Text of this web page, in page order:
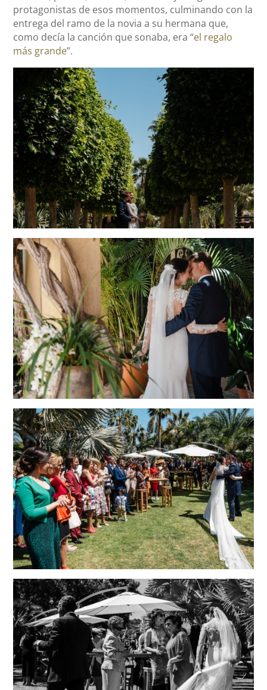
protagonistas de esos momentos, culminando con la
entrega del ramo de la novia a su hermana que,
como decía la canción que sonaba, era “el regalo
más grande”.